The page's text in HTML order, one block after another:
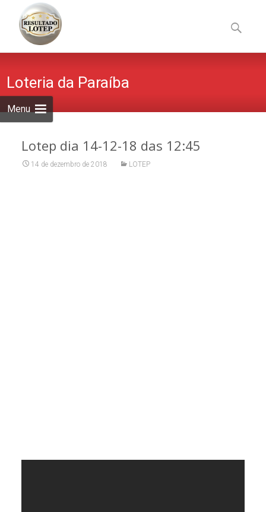
Menu
to
content
por:
Loteria da Paraíba
Lotep dia 14-12-18 das 12:45
14 de dezembro de 2018 LOTEP